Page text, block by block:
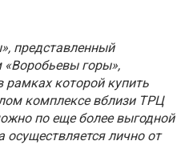
представленный
горы»,
рамках которой купить
комплексе вблизи ТРЦ
по еще более выгодной
осуществляется лично от